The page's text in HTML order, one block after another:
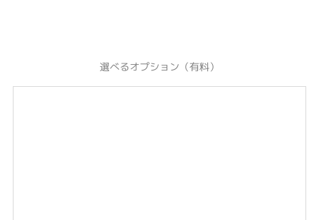
選べるオプション（有料）